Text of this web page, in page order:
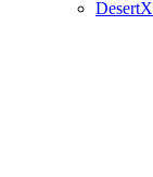
DesertX